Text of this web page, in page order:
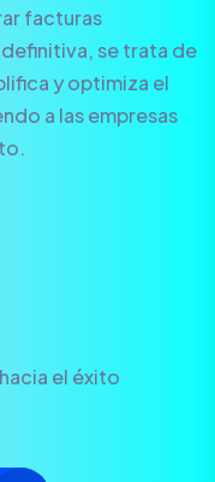
facturas
se trata de
y optimiza el
a las empresas
el éxito